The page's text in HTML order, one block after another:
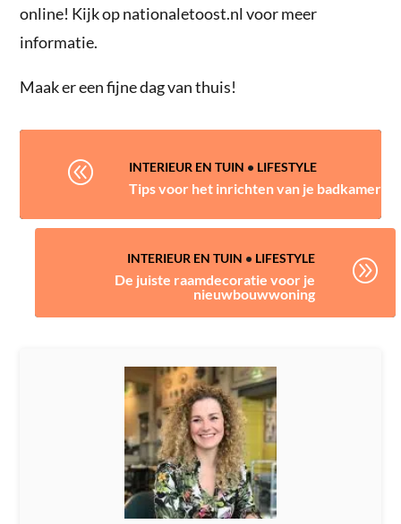
online! Kijk op nationaletoost.nl voor meer
informatie.
Maak er een fijne dag van thuis!
@ INTERIEUR EN TUIN • LIFESTYLE
Tips voor het inrichten van je badkamer
INTERIEUR EN TUIN • LIFESTYLE
De juiste raamdecoratie voor je
nieuwbouwwoning
A